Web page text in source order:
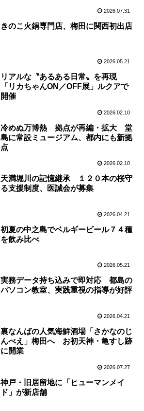
2026.07.31
きのこ火鍋専門店、梅田に関西初出店
2026.05.21
リアルな〝あるある日常〟を再現
「リカちゃんON／OFF展」ルクアで
開催
2026.02.10
冷めぬ万博熱 拠点が再編・拡大 堂
島に常設ミュージアム、都内にも新拠
点
2026.02.10
天満堀川の記憶継承 １２０本の桜守
る支援制度、医誠会が募集
2026.04.21
初夏の中之島でベルギービール７４種
を飲み比べ
2026.05.21
実務データ持ち込みで即対応 都島の
パソコン教室、実践重視の指導が好評
2026.04.21
裏なんばの人気海鮮酒場「さかなのじ
んべえ」梅田へ お初天神・亀すし跡
に開業
2026.07.27
神戸・旧居留地に「ヒューマンメイ
ド」が新店舗